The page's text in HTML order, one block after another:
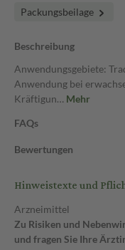
Packungsbeilage
Beschreibung
Anwendungsgebiete:
Anwendung bei
Kräftigun… Mehr
FAQs
Bewertungen
Hinweistexte und
Arzneimittel
Zu Risiken und
und fragen Sie Ihre